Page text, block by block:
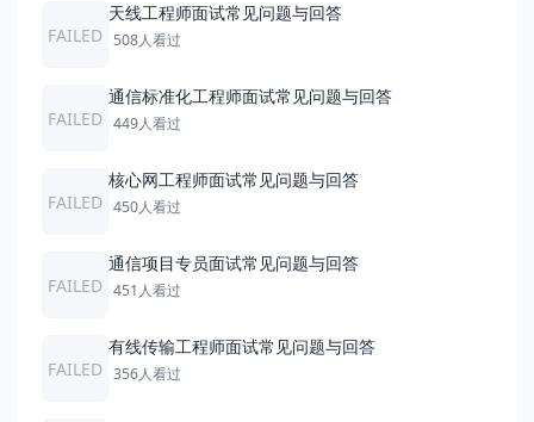
FAILED
天线工程师面试常见问题与回答
508人看过
FAILED
通信标准化工程师面试常见问题与回答
449人看过
FAILED
核心网工程师面试常见问题与回答
450人看过
FAILED
通信项目专员面试常见问题与回答
451人看过
FAILED
有线传输工程师面试常见问题与回答
356人看过